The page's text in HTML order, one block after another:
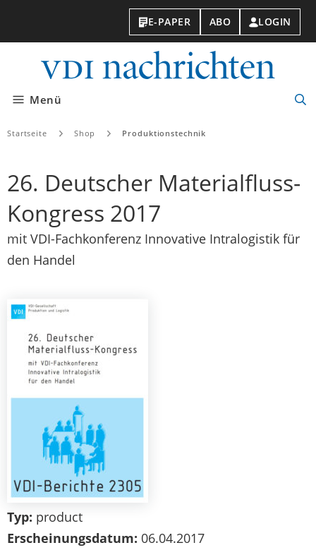
E-PAPER ABO LOGIN
Menü
Startseite Shop Produktionstechnik
26. Deutscher Materialfluss-
Kongress 2017
mit VDI-Fachkonferenz Innovative Intralogistik für
den Handel
Typ: product
Erscheinungsdatum: 06.04.2017